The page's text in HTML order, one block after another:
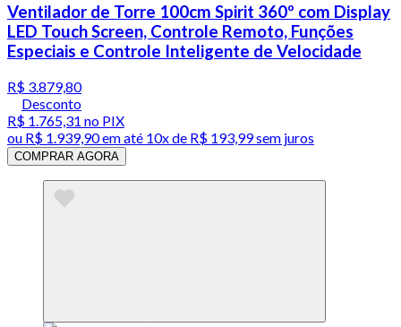
Ventilador de Torre 100cm Spirit 360º com Display
LED Touch Screen, Controle Remoto, Funções
Especiais e Controle Inteligente de Velocidade
R$ 3.879,80
Desconto
R$ 1.765,31 no PIX
ou R$ 1.939,90em até 10x de R$ 193,99 sem juros
COMPRAR AGORA